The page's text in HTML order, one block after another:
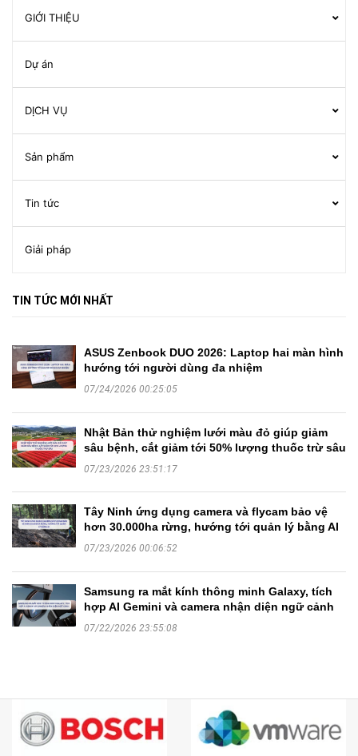
GIỚI THIỆU
Dự án
DỊCH VỤ
Sản phẩm
Tin tức
Giải pháp
TIN TỨC MỚI NHẤT
ASUS Zenbook DUO 2026: Laptop hai màn hình
hướng tới người dùng đa nhiệm
07/24/2026 00:25:05
Nhật Bản thử nghiệm lưới màu đỏ giúp giảm
sâu bệnh, cắt giảm tới 50% lượng thuốc trừ sâu
07/23/2026 23:51:17
Tây Ninh ứng dụng camera và flycam bảo vệ
hơn 30.000ha rừng, hướng tới quản lý bằng AI
07/23/2026 00:06:52
Samsung ra mắt kính thông minh Galaxy, tích
hợp AI Gemini và camera nhận diện ngữ cảnh
07/22/2026 23:55:08